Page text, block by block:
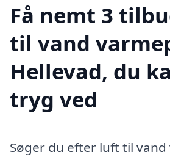
Få nemt 3
til vand
Hellevad, du
tryg ved
Søger du efter luft til